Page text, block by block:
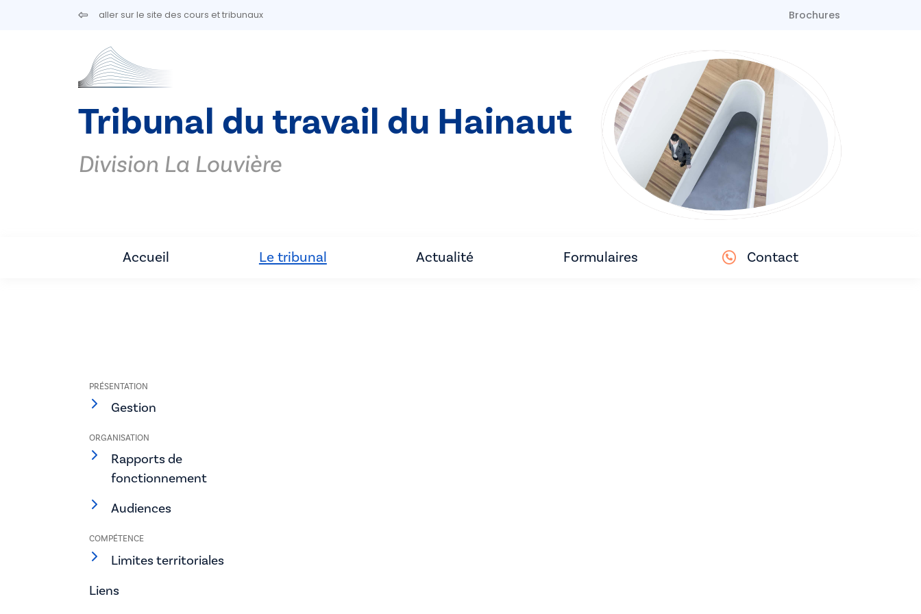
Aller au contenu principalaller sur le site des cours et tribunaux Brochures
Tribunal du travail du Hainaut
Division La Louvière
Accueil Le tribunal Actualité Formulaires Contact
PRÉSENTATION
Gestion
ORGANISATION
Rapports de
fonctionnement
Audiences
COMPÉTENCE
Limites territoriales
Liens